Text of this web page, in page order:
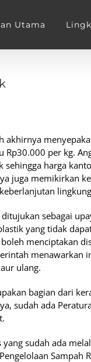
Utama
akhirnya
per kg.
harga
juga memikirkan
sebagai
yang tidak
menciptakan
menawarkan
ulang.
bagian dari
sudah ada
sudah ada
Sampah